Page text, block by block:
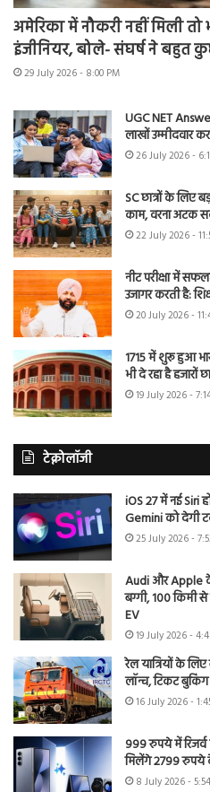
अमेरिका में नौकरी नहीं मिली
इंजीनियर, बोले- संघर्ष ने बहुत
29 July 2026 - 8:00 PM
UGC NET
लाखों उम्मीदवार
26 July 2026 -
SC छात्रों के
काम, वरना अटक
22 July 2026 -
नीट परीक्षा में
उजागर करती है:
20 July 2026 -
1715 में शुरू हुआ
भी दे रहा है हजारों
19 July 2026 -
टेक्नोलॉजी
iOS 27 में नई Siri
Gemini को देगी
25 July 2026 -
Audi और Apple के
बग्गी, 100 किमी
EV
19 July 2026 -
रेल यात्रियों के
लॉन्च, टिकट
16 July 2026 -
999 रुपये में
मिलेंगे 2799
8 July 2026 -